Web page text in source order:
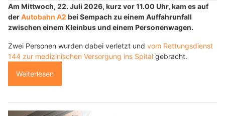
Am Mittwoch, 22. Juli 2026, kurz vor 11.00 Uhr, kam es auf
derAutobahn A2 bei Sempach zu einem Auffahrunfall
zwischen einem Kleinbus und einem Personenwagen.
Zwei Personen wurden dabei verletzt und vom Rettungsdienst
144 zur medizinischen Versorgung ins Spital gebracht.
Weiterlesen